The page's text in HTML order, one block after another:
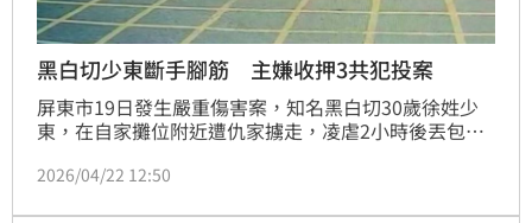
黑白切少東斷手腳筋 主嫌收押3共犯投案
屏東市19日發生嚴重傷害案，知名黑白切30歲徐姓少
東，在自家攤位附近遭仇家擄走，凌虐2小時後丟包醫
未來恐終身失能，27歲陳姓主嫌落網後遭聲押獲准，3
2026/04/22 12:50